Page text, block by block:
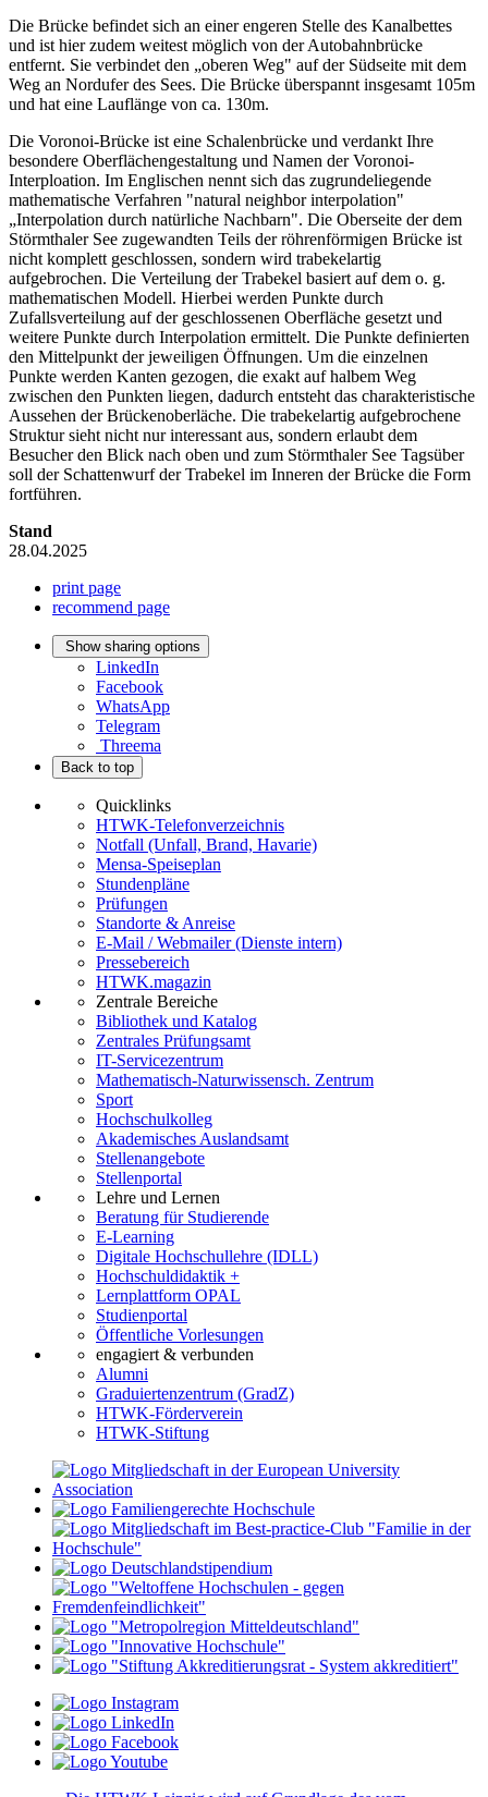
Die Brücke befindet sich an einer engeren Stelle des Kanalbettes
und ist hier zudem weitest möglich von der Autobahnbrücke
entfernt. Sie verbindet den „oberen Weg" auf der Südseite mit dem
Weg an Nordufer des Sees. Die Brücke überspannt insgesamt 105m
und hat eine Lauflänge von ca. 130m.
Die Voronoi-Brücke ist eine Schalenbrücke und verdankt Ihre
besondere Oberflächengestaltung und Namen der Voronoi-
Interploation. Im Englischen nennt sich das zugrundeliegende
mathematische Verfahren "natural neighbor interpolation"
„Interpolation durch natürliche Nachbarn". Die Oberseite der dem
Störmthaler See zugewandten Teils der röhrenförmigen Brücke ist
nicht komplett geschlossen, sondern wird trabekelartig
aufgebrochen. Die Verteilung der Trabekel basiert auf dem o. g.
mathematischen Modell. Hierbei werden Punkte durch
Zufallsverteilung auf der geschlossenen Oberfläche gesetzt und
weitere Punkte durch Interpolation ermittelt. Die Punkte definierten
den Mittelpunkt der jeweiligen Öffnungen. Um die einzelnen
Punkte werden Kanten gezogen, die exakt auf halbem Weg
zwischen den Punkten liegen, dadurch entsteht das charakteristische
Aussehen der Brückenoberläche. Die trabekelartig aufgebrochene
Struktur sieht nicht nur interessant aus, sondern erlaubt dem
Besucher den Blick nach oben und zum Störmthaler See Tagsüber
soll der Schattenwurf der Trabekel im Inneren der Brücke die Form
fortführen.
Stand
28.04.2025
print page
recommend page
Show sharing options
LinkedIn
Facebook
WhatsApp
Telegram
Threema
Back to top
Quicklinks
HTWK-Telefonverzeichnis
Notfall (Unfall, Brand, Havarie)
Mensa-Speiseplan
Stundenpläne
Prüfungen
Standorte & Anreise
E-Mail / Webmailer (Dienste intern)
Pressebereich
HTWK.magazin
Zentrale Bereiche
Bibliothek und Katalog
Zentrales Prüfungsamt
IT-Servicezentrum
Mathematisch-Naturwissensch. Zentrum
Sport
Hochschulkolleg
Akademisches Auslandsamt
Stellenangebote
Stellenportal
Lehre und Lernen
Beratung für Studierende
E-Learning
Digitale Hochschullehre (IDLL)
Hochschuldidaktik +
Lernplattform OPAL
Studienportal
Öffentliche Vorlesungen
engagiert & verbunden
Alumni
Graduiertenzentrum (GradZ)
HTWK-Förderverein
HTWK-Stiftung